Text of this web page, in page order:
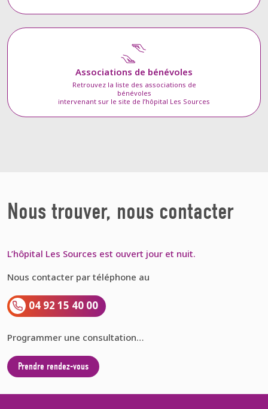
Associations de bénévoles
Retrouvez la liste des associations de
bénévoles
intervenant sur le site de l’hôpital Les Sources
Nous trouver, nous contacter
L’hôpital Les Sources est ouvert jour et nuit.
Nous contacter par téléphone au
04 92 15 40 00
Programmer une consultation…
Prendre rendez-vous